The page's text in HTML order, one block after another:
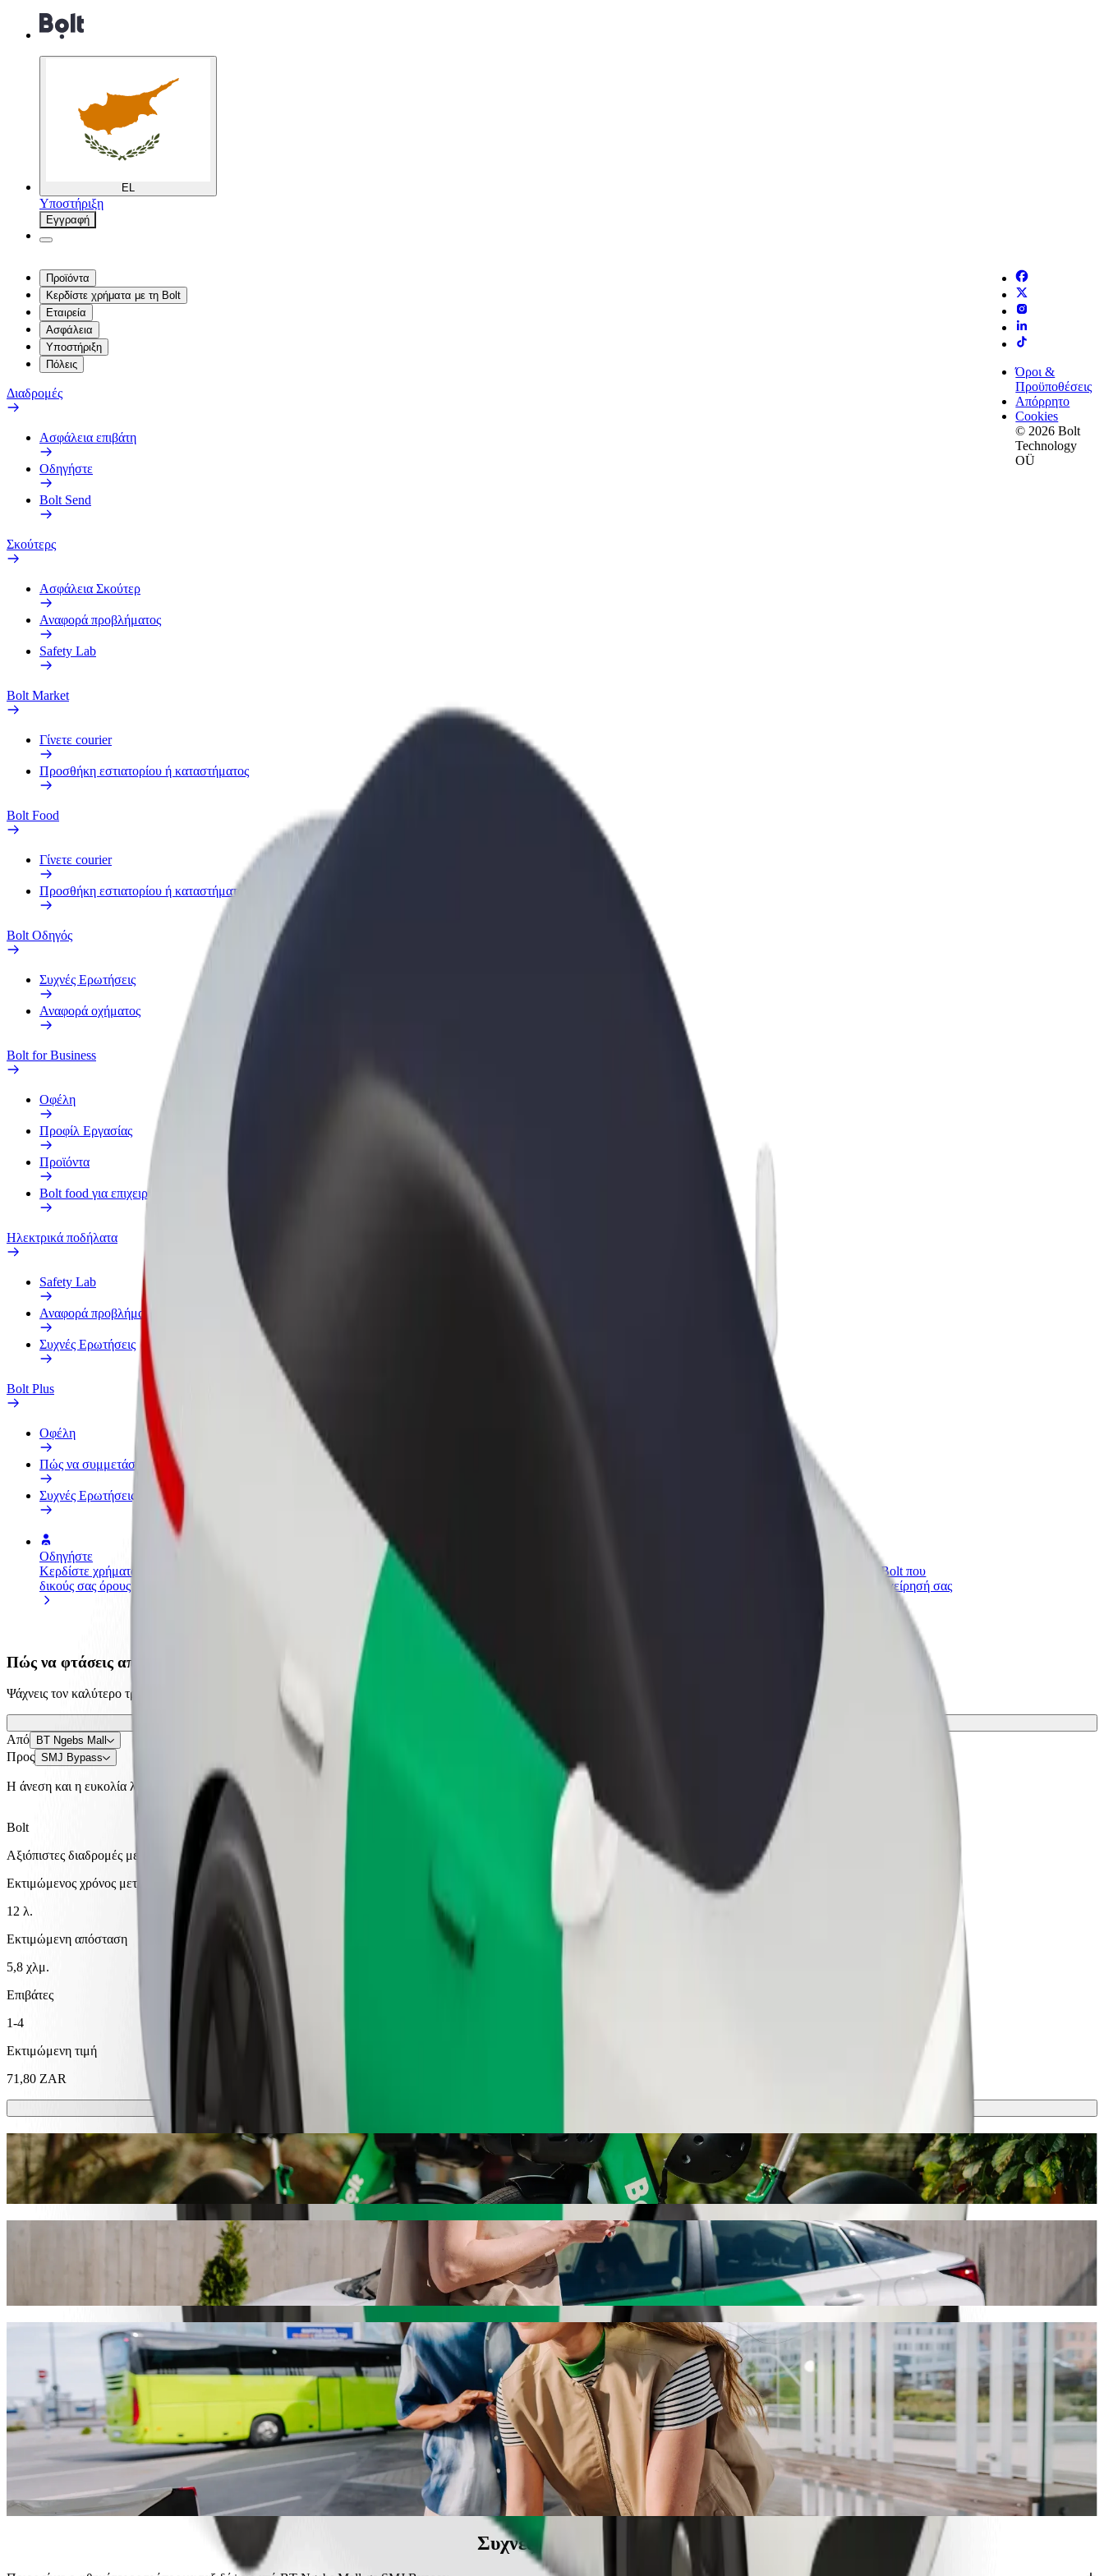
EL
Υποστήριξη
Εγγραφή
Προϊόντα
Κερδίστε χρήματα με τη Bolt
Εταιρεία
Ασφάλεια
Υποστήριξη
Πόλεις
Διαδρομές
Ασφάλεια επιβάτη
Οδηγήστε
Bolt Send
Σκούτερς
Ασφάλεια Σκούτερ
Αναφορά προβλήματος
Safety Lab
Bolt Market
Γίνετε courier
Προσθήκη εστιατορίου ή καταστήματος
Bolt Food
Γίνετε courier
Προσθήκη εστιατορίου ή καταστήματος
Bolt Οδηγός
Συχνές Ερωτήσεις
Αναφορά οχήματος
Bolt for Business
Οφέλη
Προφίλ Εργασίας
Προϊόντα
Bolt food για επιχειρήσεις
Ηλεκτρικά ποδήλατα
Safety Lab
Αναφορά προβλήματος
Συχνές Ερωτήσεις
Bolt Plus
Οφέλη
Πώς να συμμετάσχετε
Συχνές Ερωτήσεις
Οδηγήστε
Κερδίστε χρήματα με τους
δικούς σας όρους
Προσθήκη εστιατορίου ή
καταστήματος
Πλησιάστε περισσότερους πελάτες
και αυξήστε τα κέρδη σας
Bolt for Business
Προϊόντα και υπηρεσίες Bolt που
κλιμακώνονται για την επιχείρησή σας
Όροι &
Προϋποθέσεις
Απόρρητο
Cookies
© 2026 Bolt
Technology
OÜ
Πώς να φτάσεις από BT Ngebs Mall σε SMJ Bypass
Ψάχνεις τον καλύτερο τρόπο να φτάσεις από BT Ngebs Mall σε SMJ Bypass; Εξερεύνησε τις υπηρεσίες μας και βρες την ιδανική για το ταξίδι σου.
Αποκτήστε την εφαρμογή
Από BT Ngebs Mall
Προς SMJ Bypass
Η άνεση και η ευκολία λίγα κλικ μακριά!
Bolt
Αξιόπιστες διαδρομές με καθημερινά αυτοκίνητα μεσαίου μεγέθους.
Εκτιμώμενος χρόνος μετακίνησης
12 λ.
Εκτιμώμενη απόσταση
5,8 χλμ.
Επιβάτες
1-4
Εκτιμώμενη τιμή
71,80 ZAR
Σκούτερ ή ηλεκτρικά ποδήλατα
Μετακινήσου στην Ουμτάτα με Scooters ή E-bikes
Κατέβασε την εφαρμογή Bolt
Πήγαινε από BT Ngebs Mall σε SMJ Bypass με Bolt ride-hailing
Σου συνιστούμε να επιλέξεις τη Bolt ride-hailing αν ψάχνεις για την καλύτερη τιμή για να φτάσεις στο SMJ Bypass. Με τη Bolt, αυτή η διαδρομή θα διαρκέσει περίπου 12 λ. και θα κοστίσει γύρω στα
67,20 ZAR ZAR. Όποια και αν είναι η περίσταση, θα βρούμε το ιδανικό όχημα για εσένα.
Υπηρεσίες Bolt για να φτάσεις από BT Ngebs Mall σε SMJ Bypass
Πολλές αποσκευές; Κάνε κράτηση στα XL φορτηγάκια μας για μέχρι 6 άτομα.
Θέλεις να φτάσεις με στιλ; Δοκίμασε τα premium αυτοκίνητα της Bolt.
Ταξιδεύεις με παιδιά; Παράγγειλε μια φιλική προς τα παιδιά διαδρομή με ανυψωτικό κάθισμα.
Το κατοικίδιό σου έρχεται μαζί; Δοκίμασε τις φιλικές προς τα κατοικίδια διαδρομές μας.
Χρειάζεσαι επιπλέον βοήθεια; Η κατηγορία assist προσφέρει οχήματα προσβάσιμα σε αναπηρικό αμαξίδιο (WAV).
Προσιτές διαδρομές; Απόλαυσε compact αυτοκίνητα σε χαμηλότερη τιμή με τη Bolt basic.
Κατέβασε την εφαρμογή Bolt
Συχνές ερωτήσεις